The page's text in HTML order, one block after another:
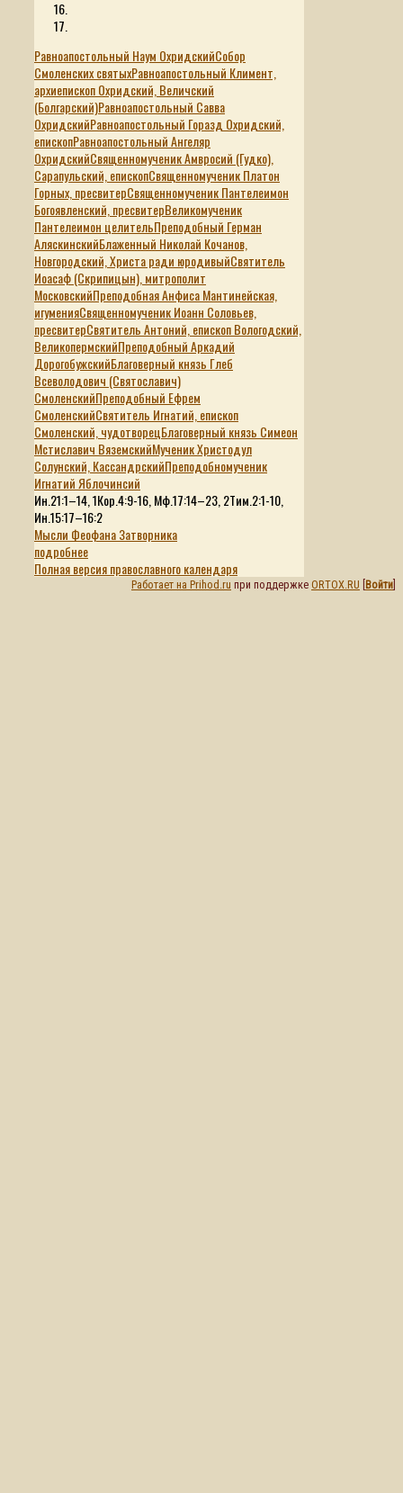
Равноапостольный Наум ОхридскийСобор
Смоленских святыхРавноапостольный Климент,
архиепископ Охридский, Величский
(Болгарский)Равноапостольный Савва
ОхридскийРавноапостольный Горазд Охридский,
епископРавноапостольный Ангеляр
ОхридскийСвященномученик Амвросий (Гудко),
Сарапульский, епископСвященномученик Платон
Горных, пресвитерСвященномученик Пантелеимон
Богоявленский, пресвитерВеликомученик
Пантелеимон целительПреподобный Герман
АляскинскийБлаженный Николай Кочанов,
Новгородский, Христа ради юродивыйСвятитель
Иоасаф (Скрипицын), митрополит
МосковскийПреподобная Анфиса Мантинейская,
игуменияСвященномученик Иоанн Соловьев,
пресвитерСвятитель Антоний, епископ Вологодский,
ВеликопермскийПреподобный Аркадий
ДорогобужскийБлаговерный князь Глеб
Всеволодович (Святославич)
СмоленскийПреподобный Ефрем
СмоленскийСвятитель Игнатий, епископ
Смоленский, чудотворецБлаговерный князь Симеон
Мстиславич ВяземскийМученик Христодул
Солунский, КассандрскийПреподобномученик
Игнатий Яблочинсий
Ин.21:1–14, 1Кор.4:9-16, Мф.17:14–23, 2Тим.2:1-10,
Ин.15:17–16:2
Мысли Феофана Затворника
подробнее
Полная версия православного календаря
Работает на Prihod.ru при поддержке ORTOX.RU Войти